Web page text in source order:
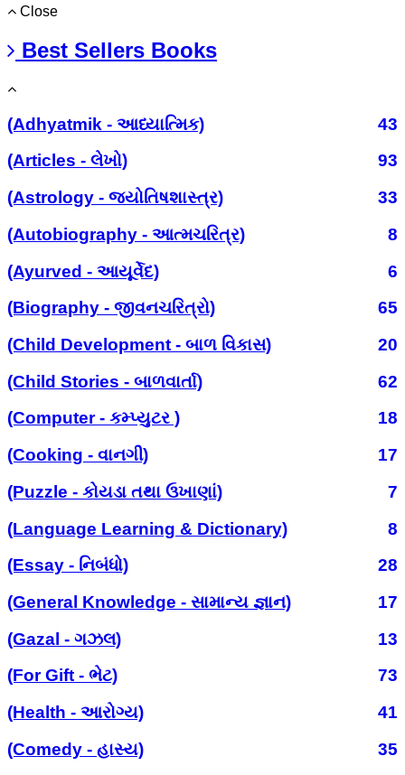
Close
Best Sellers Books
(Adhyatmik - આધ્યાત્મિક)
43
(Articles - લેખો)
93
(Astrology - જ્યોતિષશાસ્ત્ર)
33
(Autobiography - આત્મચરિત્ર)
8
(Ayurved - આયૂર્વેદ)
6
(Biography - જીવનચરિત્રો)
65
(Child Development - બાળ વિકાસ)
20
(Child Stories - બાળવાર્તા)
62
(Computer - કમ્પ્યુટર )
18
(Cooking - વાનગી)
17
(Puzzle - કોયડા તથા ઉખાણાં)
7
(Language Learning & Dictionary)
8
(Essay - નિબંધો)
28
(General Knowledge - સામાન્ય જ્ઞાન)
17
(Gazal - ગઝલ)
13
(For Gift - ભેટ)
73
(Health - આરોગ્ય)
41
(Comedy - હાસ્ય)
35